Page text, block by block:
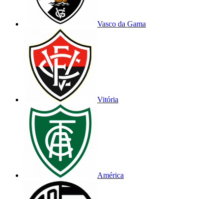
Vasco da Gama
Vitória
América